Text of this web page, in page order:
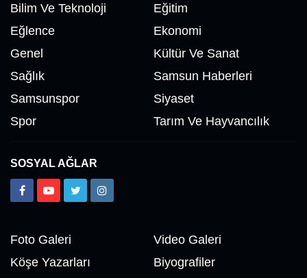
Bilim Ve Teknoloji
Eğitim
Eğlence
Ekonomi
Genel
Kültür Ve Sanat
Sağlık
Samsun Haberleri
Samsunspor
Siyaset
Spor
Tarım Ve Hayvancılık
SOSYAL AĞLAR
Foto Galeri
Video Galeri
Köşe Yazarları
Biyografiler